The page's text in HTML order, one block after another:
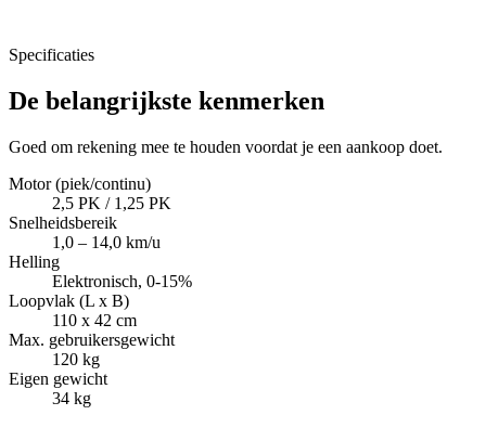
Specificaties
De belangrijkste kenmerken
Goed om rekening mee te houden voordat je een aankoop doet.
Motor (piek/continu)
2,5 PK / 1,25 PK
Snelheidsbereik
1,0 – 14,0 km/u
Helling
Elektronisch, 0-15%
Loopvlak (L x B)
110 x 42 cm
Max. gebruikersgewicht
120 kg
Eigen gewicht
34 kg